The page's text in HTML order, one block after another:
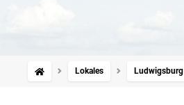
Lokales Ludwigsburg